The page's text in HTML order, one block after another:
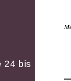
24 bis